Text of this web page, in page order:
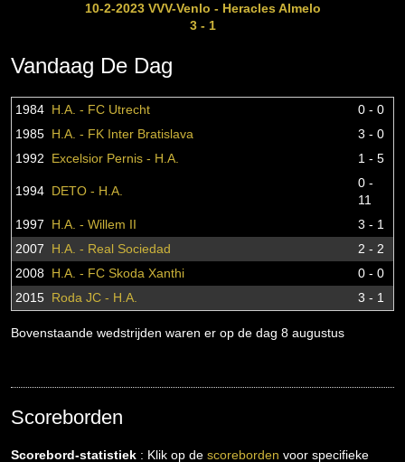
10-2-2023 VVV-Venlo - Heracles Almelo
3 - 1
Vandaag De Dag
1984 H.A. - FC Utrecht
0 - 0
1985 H.A. - FK Inter Bratislava
3 - 0
1992
Excelsior Pernis - H.A. 1 - 5
1994 DETO - H.A.
0 -
11
1997
H.A. - Willem II
3 - 1
2007
H.A. - Real Sociedad
2 - 2
2008 H.A. - FC Skoda Xanthi
0 - 0
2015 Roda JC - H.A. 3 - 1
Bovenstaande wedstrijden waren er op de dag 8 augustus
Scoreborden
Scorebord-statistiek : Klik op de scoreborden voor specifieke